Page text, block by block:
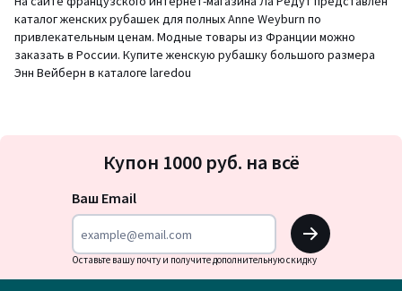
каталог женских рубашек для полных Anne Weyburn по
привлекательным ценам. Модные товары из Франции можно
заказать в России. Купите женскую рубашку большого размера
Энн Вейберн в каталоге laredou
на
Купон 1000 руб. на всё
Ваш Email
OK
Оставьте вашу почту и получите дополнительную скидку